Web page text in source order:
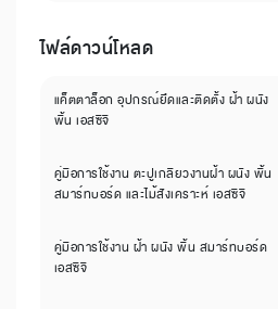
ไฟล์ดาวน์โหลด
แค็ตตาล็อก อุปกรณ์ยึดและติดตั้ง ฝ้า ผนัง
พื้น เอสซีจี
คู่มือการใช้งาน ตะปูเกลียวงานฝ้า ผนัง พื้น
สมาร์ทบอร์ด และไม้สังเคราะห์ เอสซีจี
คู่มือการใช้งาน ฝ้า ผนัง พื้น สมาร์ทบอร์ด
เอสซีจี